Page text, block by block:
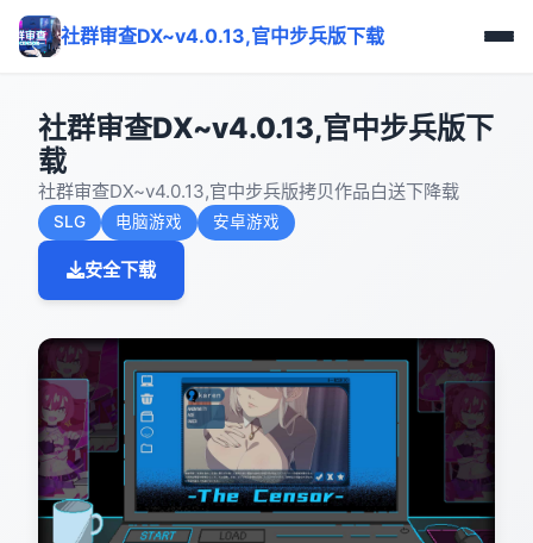
社群审查DX~v4.0.13,官中步兵版下载
社群审查DX~v4.0.13,官中步兵版下
载
社群审查DX~v4.0.13,官中步兵版拷贝作品白送下降载
SLG 电脑游戏 安卓游戏
安全下载